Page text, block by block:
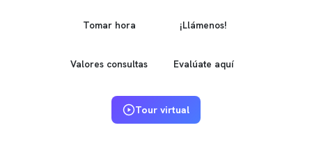
Tomar hora ¡Llámenos!
Valores consultas Evalúate aquí
Tour virtual